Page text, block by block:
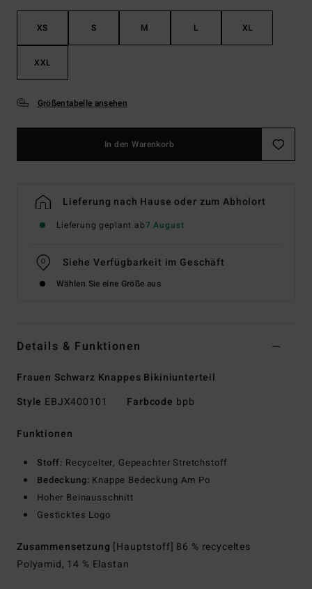
XS S M L XL
XXL
Größentabelle ansehen
In den Warenkorb
Lieferung nach Hause oder zum Abholort
Lieferung geplant ab7 August
Siehe Verfügbarkeit im Geschäft
Wählen Sie eine Größe aus
Details & Funktionen
Frauen Schwarz Knappes Bikiniunterteil
Style EBJX400101 Farbcode bpb
Funktionen
Stoff: Recycelter, Gepeachter Stretchstoff
Bedeckung: Knappe Bedeckung Am Po
Hoher Beinausschnitt
Gesticktes Logo
Zusammensetzung [Hauptstoff] 86 % recyceltes
Polyamid, 14 % Elastan